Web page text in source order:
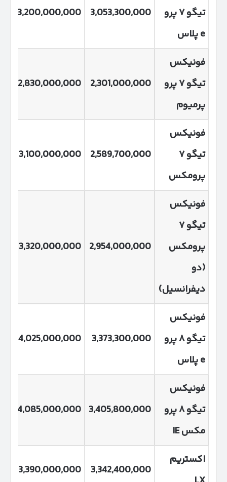
تیگو۷پرو
eپلاس
3,053,300,000
3,200,000,000
فونیکس
تیگو۷پرو
پرمیوم
2,301,000,000
2,830,000,000
فونیکس
تیگو۷
پرومکس
2,589,700,000
3,100,000,000
فونیکس
تیگو۷
پرومکس
(دو
دیفرانسیل)
2,954,000,000
3,320,000,000
فونیکس
تیگو۸پرو
eپلاس
3,373,300,000
4,025,000,000
فونیکس
تیگو۸پرو
مکسIE
3,405,800,000
4,085,000,000
اکستریم
3,342,400,000
3,390,000,000